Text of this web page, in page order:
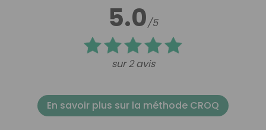
5.0/5
sur 2 avis
En savoir plus sur la méthode CROQ